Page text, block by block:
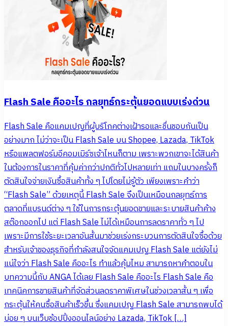
Flash Sale คืออะไร กลยุทธ์กระตุ้นยอดแบบเร่งด่วน
Flash Sale คือแคมเปญที่ผู้บริโภคต่างเฝ้ารอและชื่นชอบกันเป็น
อย่างมาก ไม่ว่าจะเป็น Flash Sale บน Shopee, Lazada, TikTok
หรือแพลตฟอร์มอีคอมเมิร์ซเจ้าไหนก็ตาม เพราะพวกเขาจะได้สินค้า
ในต้องการในราคาที่คุ้มค่ากว่าปกติทั่วไปหลายเท่า แถมในบางครั้งก็
ตัดสินใจจ่ายเงินซื้อสินค้าทั้ง ๆ ไปโดยไม่รู้ตัว เพียงเพราะคำว่า
“Flash Sale” ด้วยเหตุนี้ Flash Sale จึงเป็นเหมือนกลยุทธ์การ
ตลาดที่แบรนด์ต่าง ๆ ใช้ในการกระตุ้นยอดขายและระบายสินค้าค้าง
สต๊อกออกไป แต่ Flash Sale ไม่ได้เหมือนการลดราคาทั่ว ๆ ไป
เพราะมีการใช้ระยะเวลาอันสั้นมาช่วยเร่งกระบวนการตัดสินใจซื้อด้วย
สำหรับเจ้าของธุรกิจที่กำลังสนใจจัดแคมเปญ Flash Sale แต่ยังไม่
แน่ใจว่า Flash Sale คืออะไร ทำแล้วคุ้มไหม สามารถหาคำตอบใน
บทความนี้กับ ANGA ได้เลย Flash Sale คืออะไร Flash Sale คือ
เทคนิคการขายสินค้าที่จัดส่วนลดราคาพิเศษในช่วงเวลาสั้น ๆ เพื่อ
กระตุ้นให้คนซื้อสินค้าเร็วขึ้น ซึ่งแคมเปญ Flash Sale สามารถพบได้
บ่อย ๆ บนเว็บช้อปปิ้งออนไลน์อย่าง Lazada, TikTok […]